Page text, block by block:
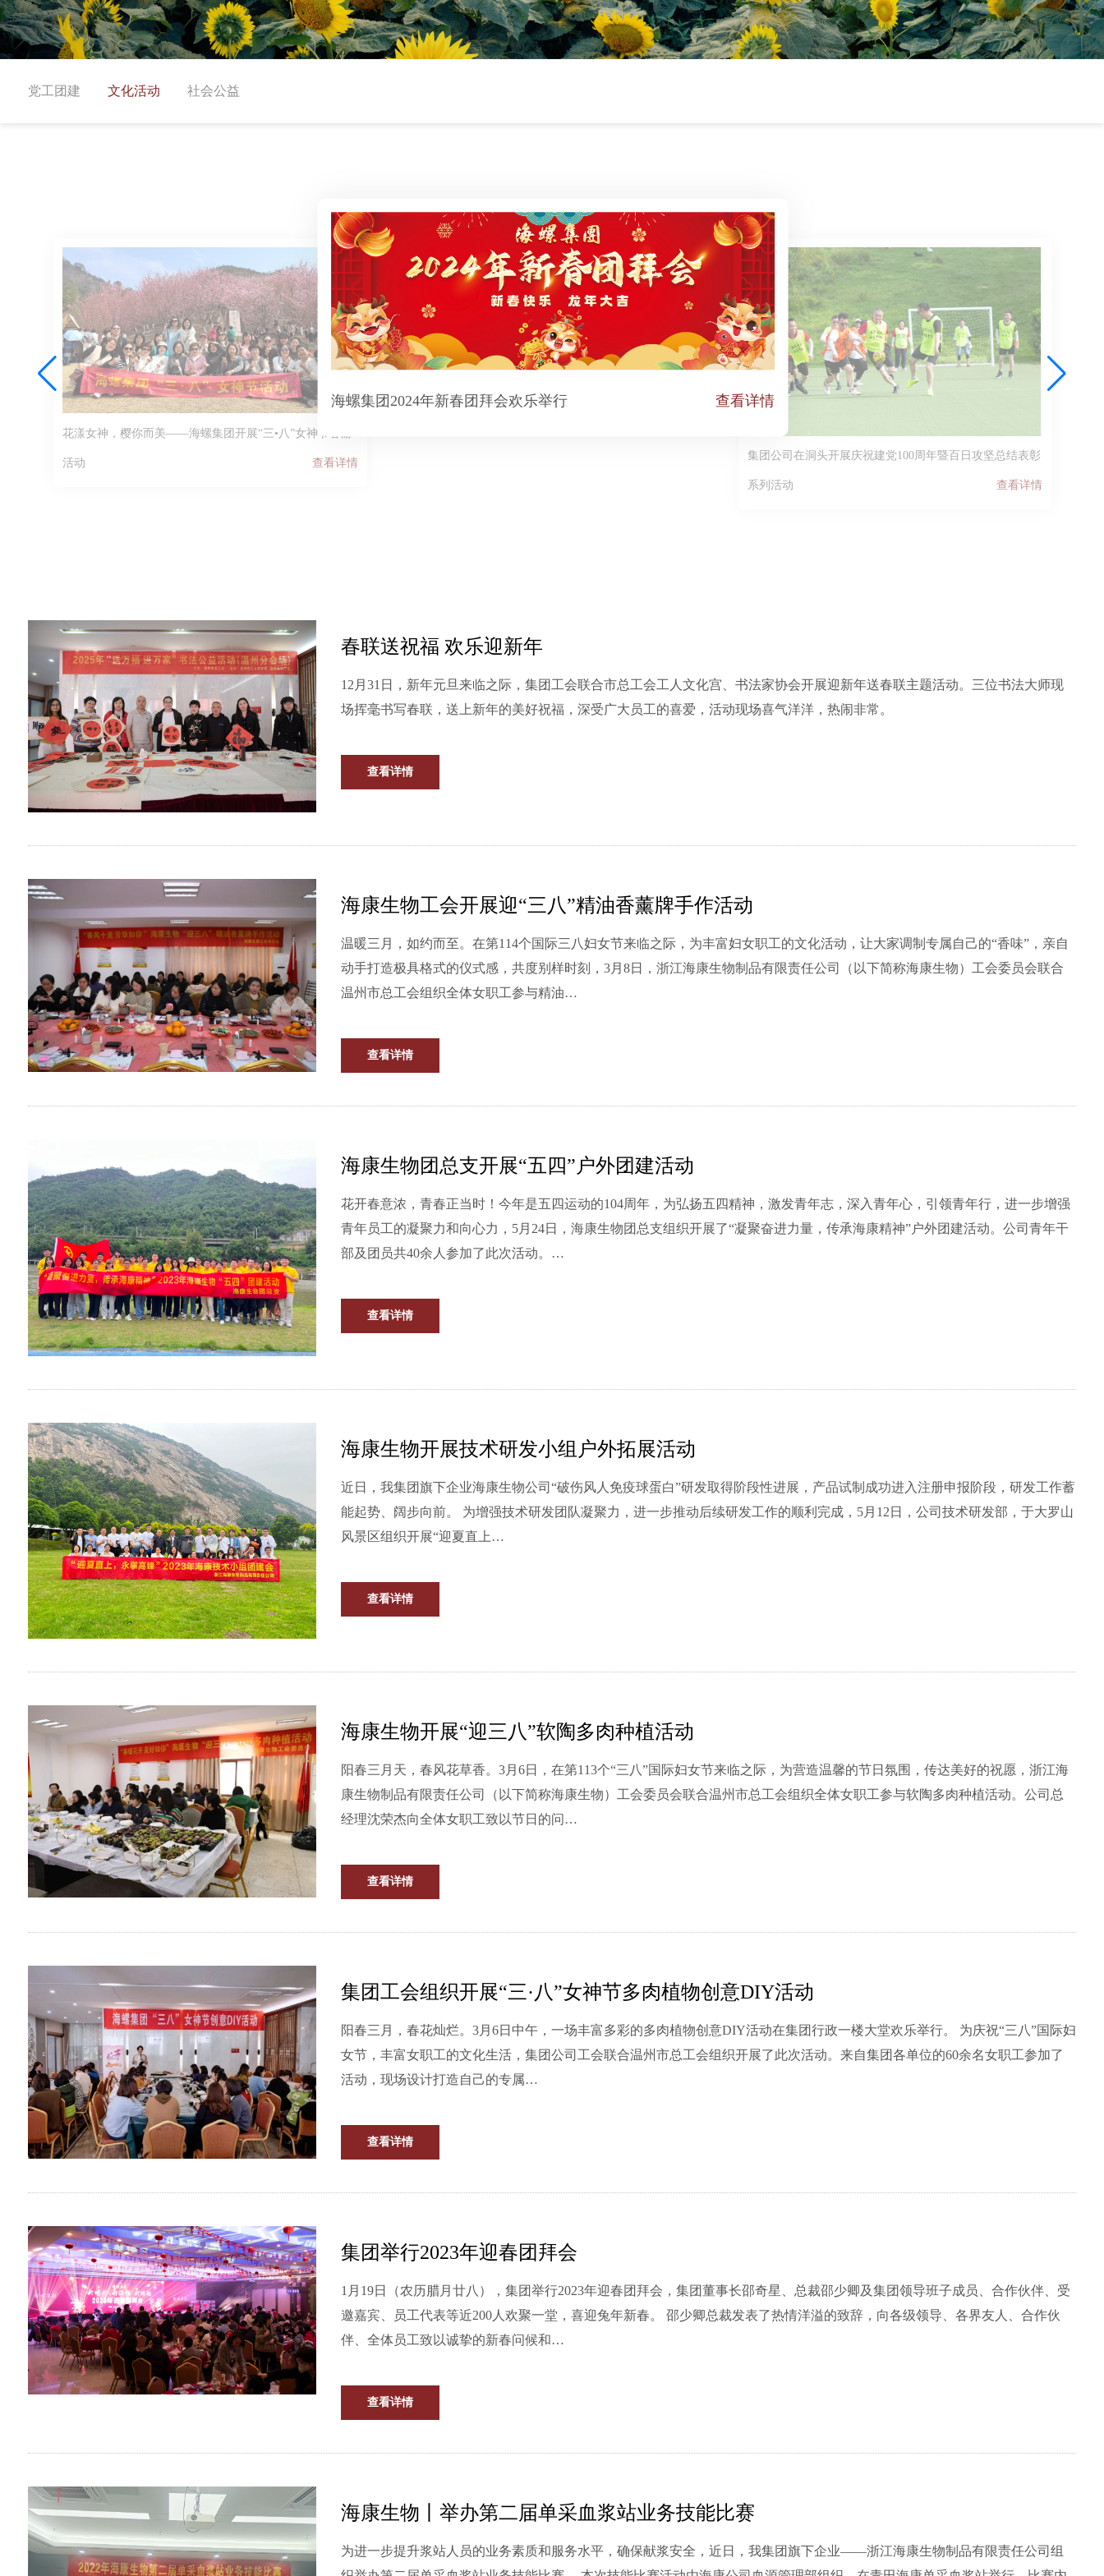
党工团建 文化活动 社会公益
花漾女神，樱你而美——海螺集团开展“三•八”女神节春游
活动 查看详情
海螺集团2024年新春团拜会欢乐举行 查看详情
集团公司在洞头开展庆祝建党100周年暨百日攻坚总结表彰
系列活动 查看详情
春联送祝福 欢乐迎新年
12月31日，新年元旦来临之际，集团工会联合市总工会工人文化宫、书法家协会开展迎新年送春联主题活动。三位书法大师现
场挥毫书写春联，送上新年的美好祝福，深受广大员工的喜爱，活动现场喜气洋洋，热闹非常。
查看详情
海康生物工会开展迎“三八”精油香薰牌手作活动
温暖三月，如约而至。在第114个国际三八妇女节来临之际，为丰富妇女职工的文化活动，让大家调制专属自己的“香味”，亲自
动手打造极具格式的仪式感，共度别样时刻，3月8日，浙江海康生物制品有限责任公司（以下简称海康生物）工会委员会联合
温州市总工会组织全体女职工参与精油…
查看详情
海康生物团总支开展“五四”户外团建活动
花开春意浓，青春正当时！今年是五四运动的104周年，为弘扬五四精神，激发青年志，深入青年心，引领青年行，进一步增强
青年员工的凝聚力和向心力，5月24日，海康生物团总支组织开展了“凝聚奋进力量，传承海康精神”户外团建活动。公司青年干
部及团员共40余人参加了此次活动。…
查看详情
海康生物开展技术研发小组户外拓展活动
近日，我集团旗下企业海康生物公司“破伤风人免疫球蛋白”研发取得阶段性进展，产品试制成功进入注册申报阶段，研发工作蓄
能起势、阔步向前。 为增强技术研发团队凝聚力，进一步推动后续研发工作的顺利完成，5月12日，公司技术研发部，于大罗山
风景区组织开展“迎夏直上…
查看详情
海康生物开展“迎三八”软陶多肉种植活动
阳春三月天，春风花草香。3月6日，在第113个“三八”国际妇女节来临之际，为营造温馨的节日氛围，传达美好的祝愿，浙江海
康生物制品有限责任公司（以下简称海康生物）工会委员会联合温州市总工会组织全体女职工参与软陶多肉种植活动。公司总
经理沈荣杰向全体女职工致以节日的问…
查看详情
集团工会组织开展“三·八”女神节多肉植物创意DIY活动
阳春三月，春花灿烂。3月6日中午，一场丰富多彩的多肉植物创意DIY活动在集团行政一楼大堂欢乐举行。 为庆祝“三八”国际妇
女节，丰富女职工的文化生活，集团公司工会联合温州市总工会组织开展了此次活动。来自集团各单位的60余名女职工参加了
活动，现场设计打造自己的专属…
查看详情
集团举行2023年迎春团拜会
1月19日（农历腊月廿八），集团举行2023年迎春团拜会，集团董事长邵奇星、总裁邵少卿及集团领导班子成员、合作伙伴、受
邀嘉宾、员工代表等近200人欢聚一堂，喜迎兔年新春。 邵少卿总裁发表了热情洋溢的致辞，向各级领导、各界友人、合作伙
伴、全体员工致以诚挚的新春问候和…
查看详情
海康生物丨举办第二届单采血浆站业务技能比赛
为进一步提升浆站人员的业务素质和服务水平，确保献浆安全，近日，我集团旗下企业——浙江海康生物制品有限责任公司组